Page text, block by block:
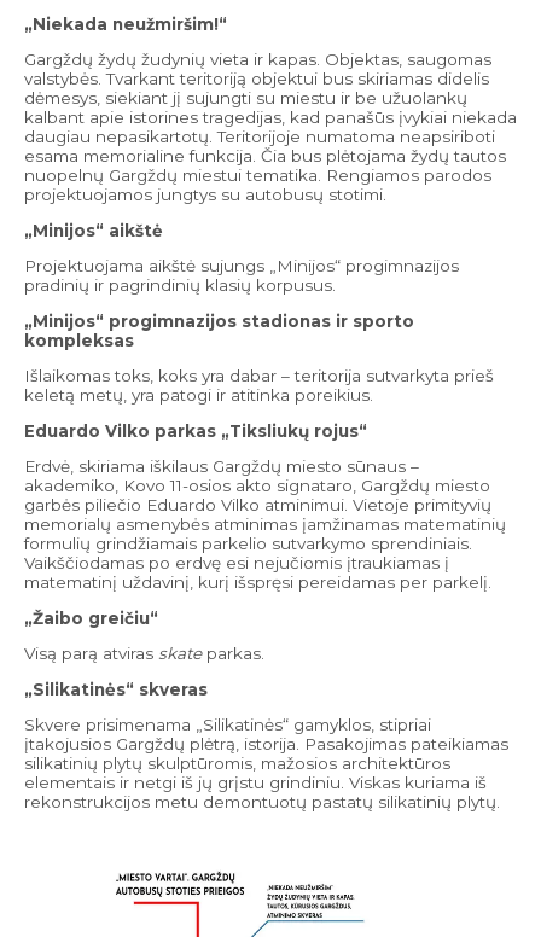
„Niekada neužmiršim!“
Gargždų žydų žudynių vieta ir kapas. Objektas, saugomas
valstybės. Tvarkant teritoriją objektui bus skiriamas didelis
dėmesys, siekiant jį sujungti su miestu ir be užuolankų
kalbant apie istorines tragedijas, kad panašūs įvykiai niekada
daugiau nepasikartotų. Teritorijoje numatoma neapsiriboti
esama memorialine funkcija. Čia bus plėtojama žydų tautos
nuopelnų Gargždų miestui tematika. Rengiamos parodos
projektuojamos jungtys su autobusų stotimi.
„Minijos“ aikštė
Projektuojama aikštė sujungs „Minijos“ progimnazijos
pradinių ir pagrindinių klasių korpusus.
„Minijos“ progimnazijos stadionas ir sporto
kompleksas
Išlaikomas toks, koks yra dabar – teritorija sutvarkyta prieš
keletą metų, yra patogi ir atitinka poreikius.
Eduardo Vilko parkas „Tiksliukų rojus“
Erdvė, skiriama iškilaus Gargždų miesto sūnaus –
akademiko, Kovo 11-osios akto signataro, Gargždų miesto
garbės piliečio Eduardo Vilko atminimui. Vietoje primityvių
memorialų asmenybės atminimas įamžinamas matematinių
formulių grindžiamais parkelio sutvarkymo sprendiniais.
Vaikščiodamas po erdvę esi nejučiomis įtraukiamas į
matematinį uždavinį, kurį išspręsi pereidamas per parkelį.
„Žaibo greičiu“
Visą parą atviras skateparkas.
„Silikatinės“ skveras
Skvere prisimenama „Silikatinės“ gamyklos, stipriai
įtakojusios Gargždų plėtrą, istorija. Pasakojimas pateikiamas
silikatinių plytų skulptūromis, mažosios architektūros
elementais ir netgi iš jų grįstu grindiniu. Viskas kuriama iš
rekonstrukcijos metu demontuotų pastatų silikatinių plytų.